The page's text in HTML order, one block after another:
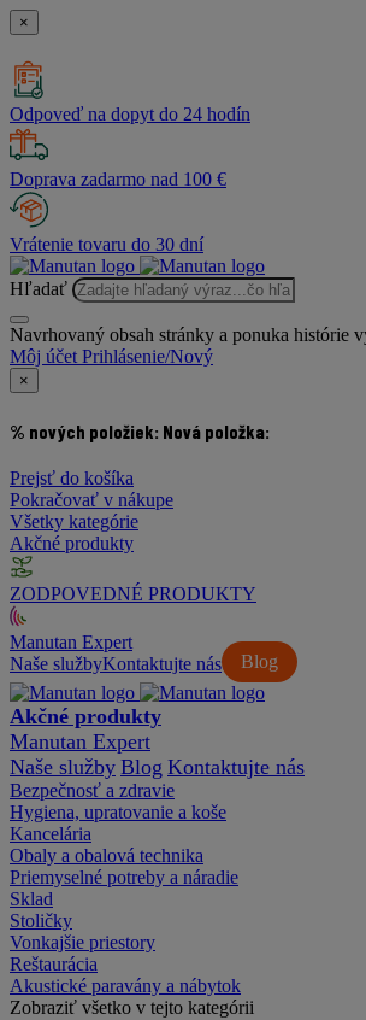
×
Odpoveď na dopyt do 24 hodín
Doprava zadarmo nad 100 €
Vrátenie tovaru do 30 dní
Hľadať
Navrhovaný obsah stránky a ponuka histórie
Môj účet Prihlásenie/Nový
×
% nových položiek: Nová položka:
Prejsť do košíka
Pokračovať v nákupe
Všetky kategórie
Akčné produkty
ZODPOVEDNÉ PRODUKTY
Manutan Expert
Naše služby
Blog
Kontaktujte nás
Akčné produkty
Manutan Expert
Naše služby Blog Kontaktujte nás
Bezpečnosť a zdravie
Hygiena, upratovanie a koše
Kancelária
Obaly a obalová technika
Priemyselné potreby a náradie
Sklad
Stoličky
Vonkajšie priestory
Reštaurácia
Akustické paravány a nábytok
Zobraziť všetko v tejto kategórii